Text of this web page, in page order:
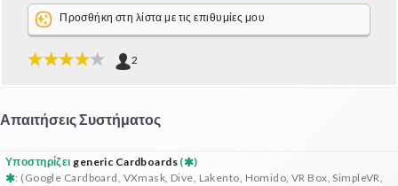
Προσθήκη στη λίστα με τις επιθυμίες μου
2
Απαιτήσεις Συστήματος
Υποστηρίζειgeneric Cardboards (
)
: (Google Cardboard, VXmask, Dive, Lakento, Homido, VR Box, SimpleVR,